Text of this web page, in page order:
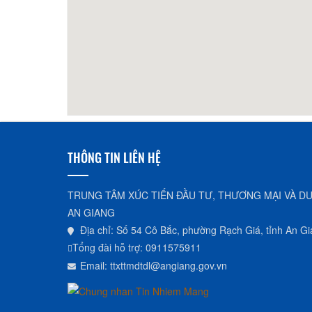
THÔNG TIN LIÊN HỆ
TRUNG TÂM XÚC TIẾN ĐẦU TƯ, THƯƠNG MẠI VÀ
AN GIANG
Địa chỉ: Số 54 Cô Bắc, phường Rạch Giá, tỉnh An
Tổng đài hỗ trợ: 0911575911
Email: ttxttmdtdl@angiang.gov.vn